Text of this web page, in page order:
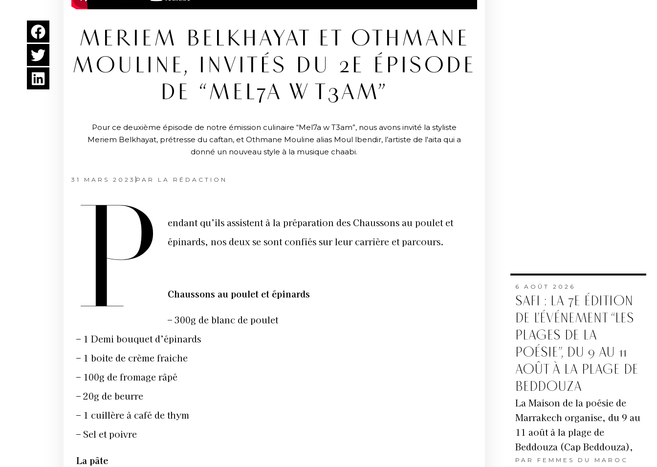
MERIEM BELKHAYAT ET OTHMANE
MOULINE, INVITÉS DU 2E ÉPISODE
DE “MEL7A W T3AM”
Pour ce deuxième épisode de notre émission culinaire “Mel7a w T3am”, nous avons invité la styliste
Meriem Belkhayat, prétresse du caftan, et Othmane Mouline alias Moul lbendir, l’artiste de l'aita qui a
donné un nouveau style à la musique chaabi.
31 MARS 2023 PAR LA RÉDACTION
P
endant qu’ils assistent à la préparation des Chaussons au poulet et
épinards, nos deux se sont confiés sur leur carrière et parcours.
Chaussons au poulet et épinards
– 300g de blanc de poulet
– 1 Demi bouquet d’épinards
– 1 boite de crème fraiche
– 100g de fromage râpé
– 20g de beurre
– 1 cuillère à café de thym
– Sel et poivre
La pâte
6 AOÛT 2026
SAFI : LA 7E ÉDITION
DE L’ÉVÉNEMENT “LES
PLAGES DE LA
POÉSIE”, DU 9 AU 11
AOÛT À LA PLAGE DE
BEDDOUZA
La Maison de la poésie de
Marrakech organise, du 9 au
11 août à la plage de
Beddouza (Cap Beddouza),
PAR FEMMES DU MAROC